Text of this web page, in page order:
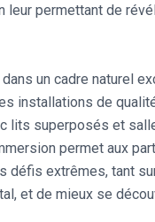
leur permettant de
un cadre naturel
installations de
lits superposés et
permet aux
défis extrêmes, tant
et de mieux se